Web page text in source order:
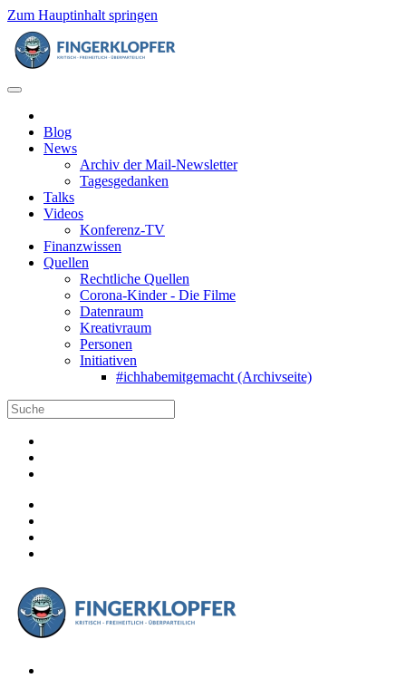
Zum Hauptinhalt springen
Blog
News
Archiv der Mail-Newsletter
Tagesgedanken
Talks
Videos
Konferenz-TV
Finanzwissen
Quellen
Rechtliche Quellen
Corona-Kinder - Die Filme
Datenraum
Kreativraum
Personen
Initiativen
#ichhabemitgemacht (Archivseite)